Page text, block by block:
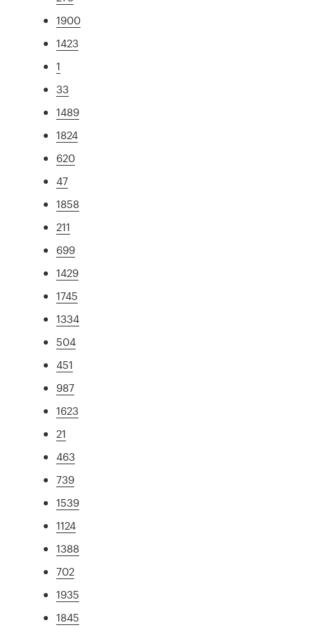
1900
1423
1
33
1489
1824
620
47
1858
211
699
1429
1745
1334
504
451
987
1623
21
463
739
1539
1124
1388
702
1935
1845